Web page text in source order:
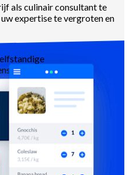
Dark
en patissiersHotel-
API-
als culinair consultant te
expertise te vergroten en